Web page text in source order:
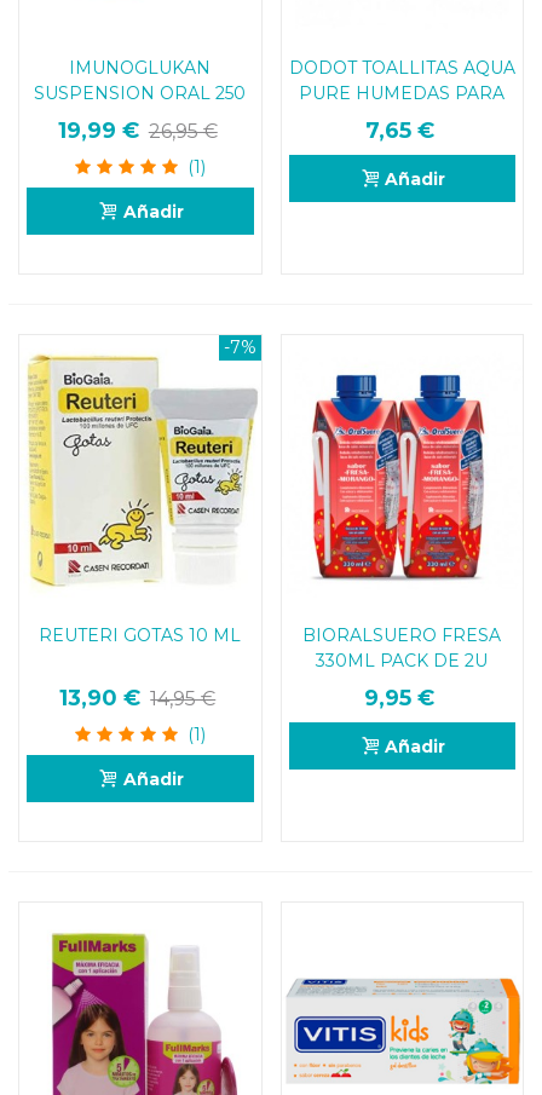
IMUNOGLUKAN
SUSPENSION ORAL 250
ML
19,99 € 26,95 €
(1)
Añadir
DODOT TOALLITAS AQUA
PURE HUMEDAS PARA
BEBES 144 UNIDADES
7,65 €
Añadir
-7%
REUTERI GOTAS 10 ML
13,90 € 14,95 €
(1)
Añadir
BIORALSUERO FRESA
330ML PACK DE 2U
9,95 €
Añadir